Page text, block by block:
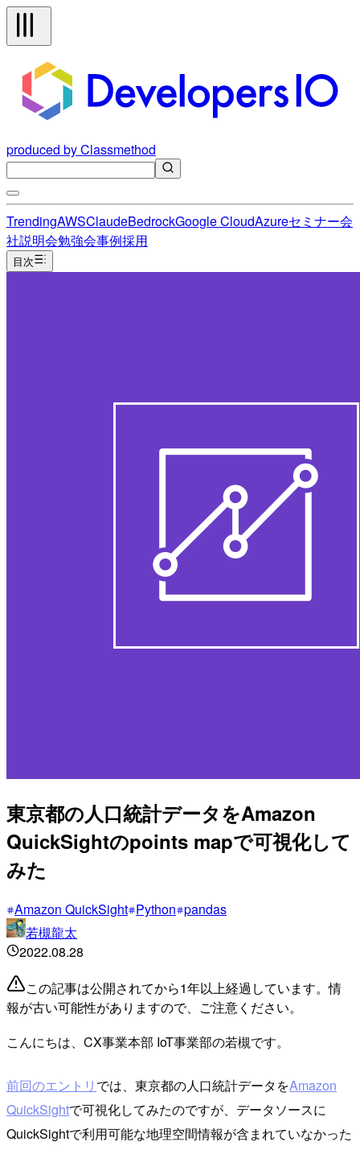
produced by Classmethod
TrendingAWSClaudeBedrockGoogle CloudAzureセミナー会
社説明会勉強会事例採用
目次
東京都の人口統計データをAmazon
QuickSightのpoints mapで可視化して
みた
Amazon QuickSight Python pandas
若槻龍太
2022.08.28
この記事は公開されてから1年以上経過しています。情
報が古い可能性がありますので、ご注意ください。
こんにちは、CX事業本部 IoT事業部の若槻です。
前回のエントリ では、東京都の人口統計データをAmazon
QuickSightで可視化してみたのですが、データソースに
QuickSightで利用可能な地理空間情報が含まれていなかった